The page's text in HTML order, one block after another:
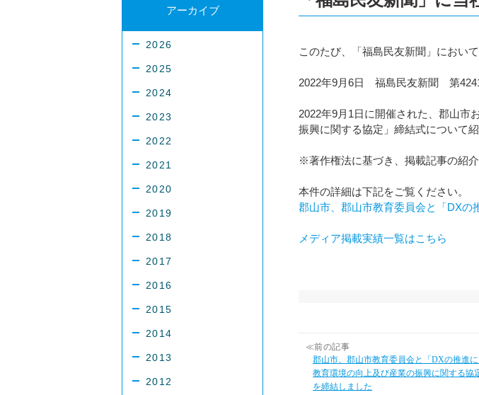
このたび、「福島民友新聞」におい
2022年9月6日 福島民友新聞 第
2022年9月1日に開催された、郡山市
振興に関する協定」締結式について紹
※著作権法に基づき、掲載記事の紹
本件の詳細は下記をご覧ください。
郡山市、郡山市教育委員会と「DXの
メディア掲載実績一覧はこちら
≪前の記事
郡山市、郡山市教育委員会と「DXの推進
教育環境の向上及び産業の振興に関する協
を締結しました
アーカイブ
2026
2025
2024
2023
2022
2021
2020
2019
2018
2017
2016
2015
2014
2013
2012